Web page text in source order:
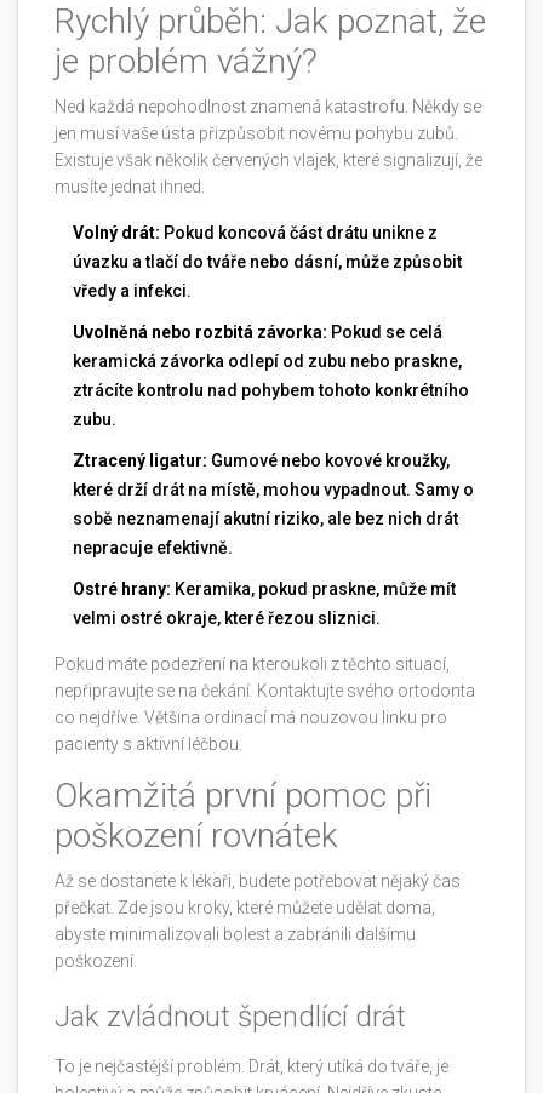
Rychlý průběh: Jak poznat, že
je problém vážný?
Ned každá nepohodlnost znamená katastrofu. Někdy se
jen musí vaše ústa přizpůsobit novému pohybu zubů.
Existuje však několik červených vlajek, které signalizují, že
musíte jednat ihned.
Volný drát: Pokud koncová část drátu unikne z
úvazku a tlačí do tváře nebo dásní, může způsobit
vředy a infekci.
Uvolněná nebo rozbitá závorka: Pokud se celá
keramická závorka odlepí od zubu nebo praskne,
ztrácíte kontrolu nad pohybem tohoto konkrétního
zubu.
Ztracený ligatur: Gumové nebo kovové kroužky,
které drží drát na místě, mohou vypadnout. Samy o
sobě neznamenají akutní riziko, ale bez nich drát
nepracuje efektivně.
Ostré hrany: Keramika, pokud praskne, může mít
velmi ostré okraje, které řezou sliznici.
Pokud máte podezření na kteroukoli z těchto situací,
nepřipravujte se na čekání. Kontaktujte svého ortodonta
co nejdříve. Většina ordinací má nouzovou linku pro
pacienty s aktivní léčbou.
Okamžitá první pomoc při
poškození rovnátek
Až se dostanete k lékaři, budete potřebovat nějaký čas
přečkat. Zde jsou kroky, které můžete udělat doma,
abyste minimalizovali bolest a zabránili dalšímu
poškození.
Jak zvládnout špendlící drát
To je nejčastější problém. Drát, který utíká do tváře, je